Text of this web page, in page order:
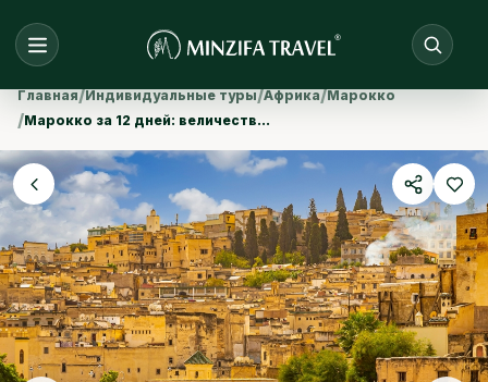
Главная/Индивидуальные туры/Африка/Марокко
/ Марокко за 12 дней: величественные дюны и красота культуры